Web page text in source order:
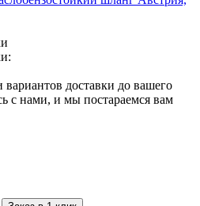
доставки до вашего
с нами, и мы постараемся вам